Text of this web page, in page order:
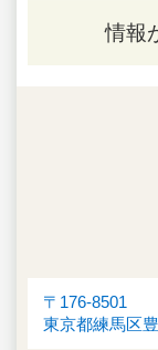
情報
〒176-8501
東京都練馬区